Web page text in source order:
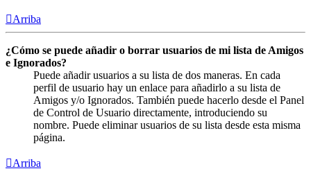
Arriba
¿Cómo se puede añadir o borrar usuarios de mi lista de Amigos
e Ignorados?
Puede añadir usuarios a su lista de dos maneras. En cada
perfil de usuario hay un enlace para añadirlo a su lista de
Amigos y/o Ignorados. También puede hacerlo desde el Panel
de Control de Usuario directamente, introduciendo su
nombre. Puede eliminar usuarios de su lista desde esta misma
página.
Arriba